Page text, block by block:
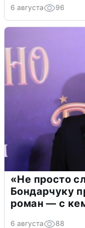
6 августа 96
«Не просто
Бондарчуку
роман — с
6 августа 88